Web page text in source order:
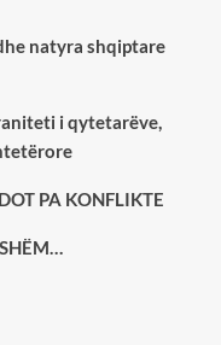
natyra shqiptare
i qytetarëve,
PA KONFLIKTE